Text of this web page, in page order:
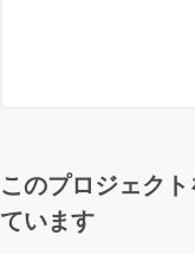
このプロジェク
ています